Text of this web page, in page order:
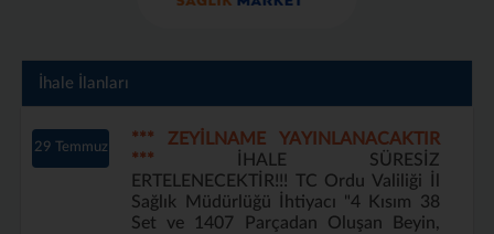
İhale İlanları
29 Temmuz
*** ZEYİLNAME YAYINLANACAKTIR
***
İHALE SÜRESİZ
ERTELENECEKTİR!!! TC Ordu Valiliği İl
Sağlık Müdürlüğü İhtiyacı "4 Kısım 38
Set ve 1407 Parçadan Oluşan Beyin,